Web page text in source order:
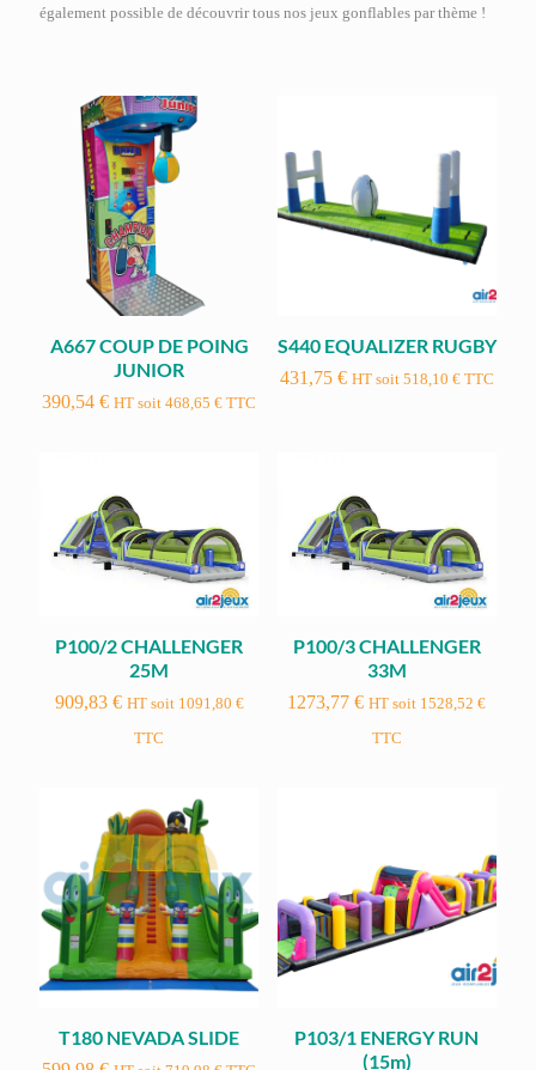
également possible de découvrir tous nos jeux gonflables par thème !
A667 COUP DE POING
JUNIOR
390,54€ HT soit468,65€ TTC
S440 EQUALIZER RUGBY
431,75 € HT soit 518,10 €TTC
P100/2 CHALLENGER
25M
909,83 € HT soit 1091,80 €
TTC
P100/3 CHALLENGER
33M
1273,77€ HT soit 1528,52€
TTC
T180 NEVADA SLIDE
P103/1 ENERGY RUN
(15m)